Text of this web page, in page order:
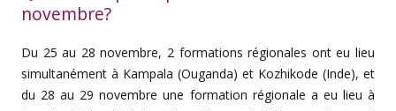
novembre?
Du 25 au 28 novembre, 2 formations régionales ont eu lieu
simultanément à Kampala (Ouganda) et Kozhikode (Inde), et
du 28 au 29 novembre une formation régionale a eu lieu à